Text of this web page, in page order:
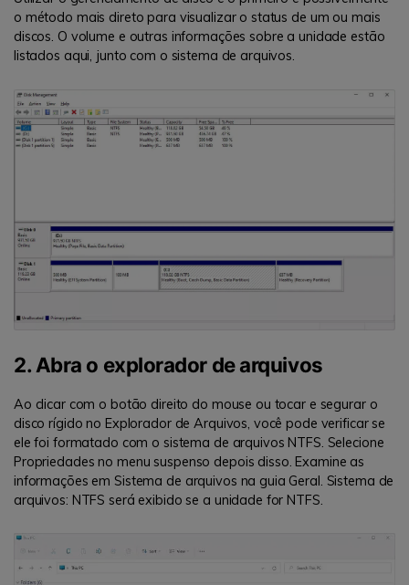
o método mais direto para visualizar o status de um ou mais
discos. O volume e outras informações sobre a unidade estão
listados aqui, junto com o sistema de arquivos.
2. Abra o explorador de arquivos
Ao clicar com o botão direito do mouse ou tocar e segurar o
disco rígido no Explorador de Arquivos, você pode verificar se
ele foi formatado com o sistema de arquivos NTFS. Selecione
Propriedades no menu suspenso depois disso. Examine as
informações em Sistema de arquivos na guia Geral. Sistema de
arquivos: NTFS será exibido se a unidade for NTFS.